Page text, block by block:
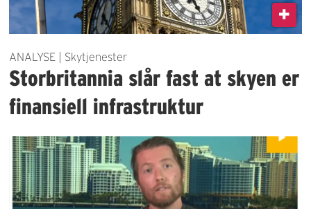
ANALYSE | Skytjenester
Storbritannia slår fast at skyen er
finansiell infrastruktur